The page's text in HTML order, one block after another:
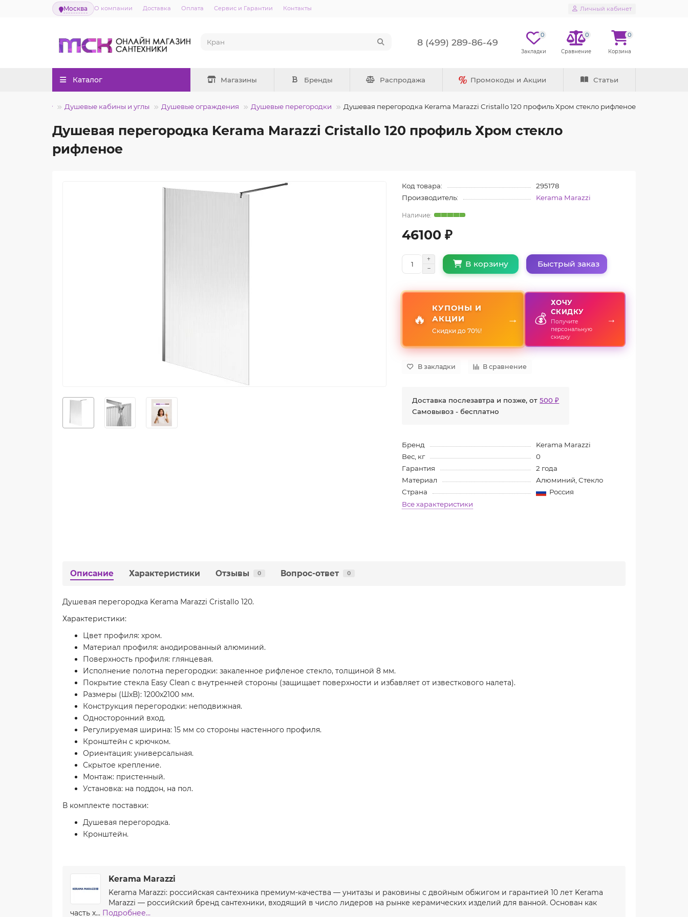
Москва О компании Доставка Оплата Сервис и Гарантии Контакты Личный кабинет
8 (499) 289-86-49
0 0 0
Каталог Магазины Бренды Распродажа Промокоды и Акции Статьи
Душевые кабины и углы Душевые ограждения Душевые перегородки Душевая перегородка Kerama Marazzi Cristallo 120 профиль Хром стекло рифленое
Душевая перегородка Kerama Marazzi Cristallo 120 профиль Хром стекло
рифленое
Код товара:
295178
Производитель:
Kerama Marazzi
46100 ₽
В корзину Быстрый заказ
🔥
КУПОНЫ И
АКЦИИ
Скидки до 70%!
→ 💰
ХОЧУ
СКИДКУ
Получите
персональную
скидку
→
В закладки В сравнение
Доставка послезавтра и позже, от500 ₽
Самовывоз - бесплатно
Бренд
Kerama Marazzi
Вес, кг
0
Гарантия
2 года
Материал
Алюминий, Стекло
Страна
Россия
Все характеристики
Описание Характеристики Отзывы 0 Вопрос-ответ 0
Душевая перегородка Kerama Marazzi Cristallo 120.
Характеристики:
Цвет профиля: хром.
Материал профиля: анодированный алюминий.
Поверхность профиля: глянцевая.
Исполнение полотна перегородки: закаленное рифленое стекло, толщиной 8 мм.
Покрытие стекла Easy Clean с внутренней стороны (защищает поверхности и избавляет от известкового налета).
Размеры (ШхВ): 1200х2100 мм.
Конструкция перегородки: неподвижная.
Односторонний вход.
Регулируемая ширина: 15 мм со стороны настенного профиля.
Кронштейн с крючком.
Ориентация: универсальная.
Скрытое крепление.
Монтаж: пристенный.
Установка: на поддон, на пол.
В комплекте поставки:
Душевая перегородка.
Кронштейн.
Kerama Marazzi
Kerama Marazzi: российская сантехника премиум-качества — унитазы и раковины с двойным обжигом и гарантией 10 лет Kerama
Marazzi — российский бренд сантехники, входящий в число лидеров на рынке керамических изделий для ванной. Основан как
часть х... Подробнее...